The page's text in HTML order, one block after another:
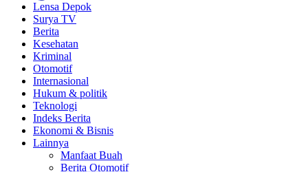
Lensa Depok
Surya TV
Berita
Kesehatan
Kriminal
Otomotif
Internasional
Hukum & politik
Teknologi
Indeks Berita
Ekonomi & Bisnis
Lainnya
Manfaat Buah
Berita Otomotif